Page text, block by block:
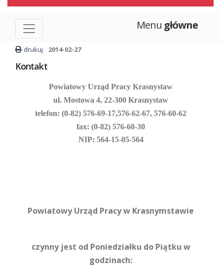
Menu główne
drukuj 2014-02-27
Kontakt
Powiatowy Urząd Pracy Krasnystaw
ul. Mostowa 4, 22-300 Krasnystaw
telefon: (0-82) 576-69-17,576-62-67, 576-60-62
fax: (0-82) 576-60-30
NIP: 564-15-05-564
Powiatowy Urząd Pracy w Krasnymstawie
czynny jest od Poniedziałku do Piątku w
godzinach: